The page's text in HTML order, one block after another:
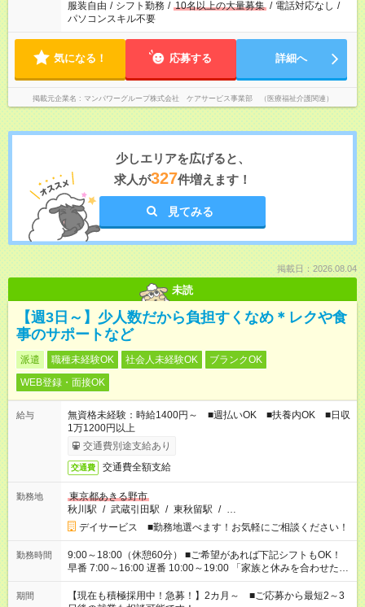
服装自由 / シフト勤務 / 10名以上の大量募集 / 電話対応なし /
パソコンスキル不要
気になる！ 応募する 詳細へ
掲載元企業名 マンパワーグループ株式会社 ケアサービス事業部 （医療福祉介護関連）
少しエリアを広げると、
求人が327件増えます！
見てみる
掲載日：2026.08.04
未読
【週3日～】少人数だから負担すくなめ＊レクや食
事のサポートなど
派遣 職種未経験OK 社会人未経験OK
ブランクOK
WEB登録・面接OK
給与
無資格未経験：時給1400円～ ■週払いOK ■扶養内OK ■日収
1万1200円以上
交通費別途支給あり
交通費 交通費全額支給
勤務地
東京都あきる野市
秋川駅 / 武蔵引田駅 / 東秋留駅 / …
デイサービス ■勤務地選べます！お気軽にご相談ください！
勤務時間
9:00～18:00（休憩60分） ■ご希望があれば下記シフトもOK！
早番 7:00～16:00 遅番 10:00～19:00 「家族と休みを合わせた
い」 「余裕を持って夕飯の準備がしたい」 「できれば残業はし
たくない」 など、ご希望を教えてくださいね。 ※Wワーク希望
期間
【現在も積極採用中！急募！】2カ月～ ■ご応募から最短2～3